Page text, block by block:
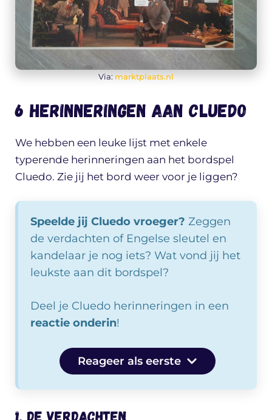
Via: marktplaats.nl
6 herinneringen aan Cluedo
We hebben een leuke lijst met enkele
typerende herinneringen aan het bordspel
Cluedo. Zie jij het bord weer voor je liggen?
Speelde jij Cluedo vroeger? Zeggen
de verdachten of Engelse sleutel en
kandelaar je nog iets? Wat vond jij het
leukste aan dit bordspel?
Deel je Cluedo herinneringen in een
reactie onderin!
Reageer als eerste
1. De verdachten